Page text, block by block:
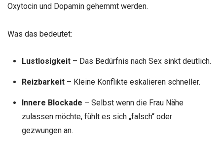
Oxytocin und Dopamin gehemmt werden.
Was das bedeutet:
Lustlosigkeit– Das Bedürfnis nach Sex sinkt deutlich.
Reizbarkeit– Kleine Konflikte eskalieren schneller.
Innere Blockade – Selbst wenn die Frau Nähe
zulassen möchte, fühlt es sich „falsch“ oder
gezwungen an.